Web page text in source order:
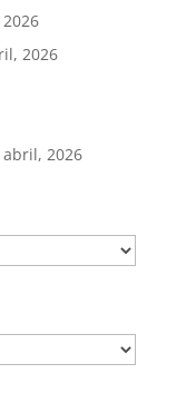
2026
abril, 2026